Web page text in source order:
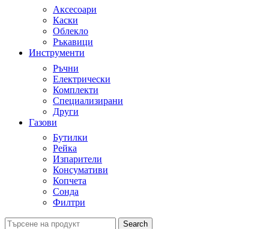
Аксесоари
Каски
Облекло
Ръкавици
Инструменти
Ръчни
Електрически
Комплекти
Специализирани
Други
Газови
Бутилки
Рейка
Изпарители
Консумативи
Копчета
Сонда
Филтри
Search